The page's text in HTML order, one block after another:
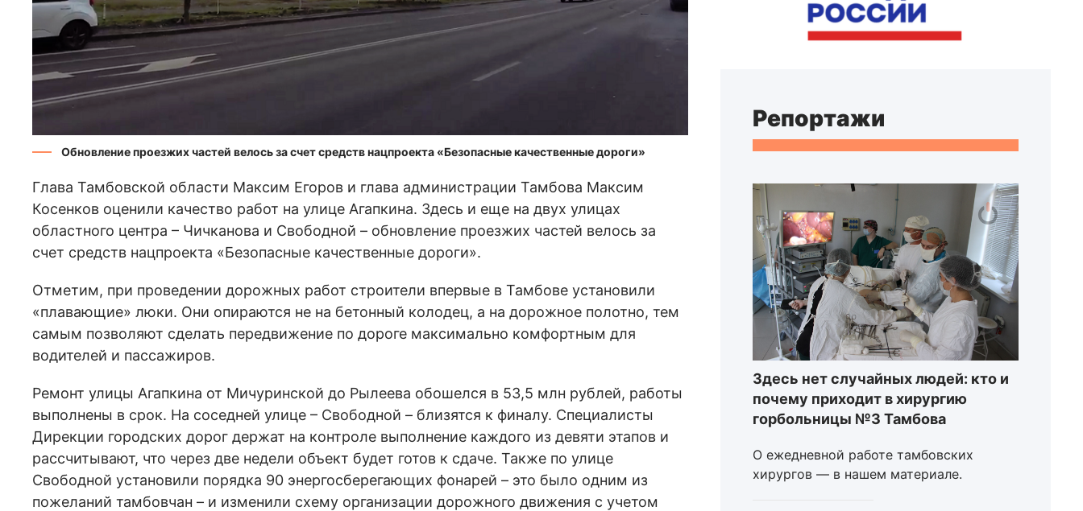
Обновление проезжих частей велось за счет средств нацпроекта «Безопасные качественные дороги»
Глава Тамбовской области Максим Егоров и глава администрации Тамбова Максим
Косенков оценили качество работ на улице Агапкина. Здесь и еще на двух улицах
областного центра – Чичканова и Свободной – обновление проезжих частей велось за
счет средств нацпроекта «Безопасные качественные дороги».
Отметим, при проведении дорожных работ строители впервые в Тамбове установили
«плавающие» люки. Они опираются не на бетонный колодец, а на дорожное полотно, тем
самым позволяют сделать передвижение по дороге максимально комфортным для
водителей и пассажиров.
Ремонт улицы Агапкина от Мичуринской до Рылеева обошелся в 53,5 млн рублей, работы
выполнены в срок. На соседней улице – Свободной – близятся к финалу. Специалисты
Дирекции городских дорог держат на контроле выполнение каждого из девяти этапов и
рассчитывают, что через две недели объект будет готов к сдаче. Также по улице
Свободной установили порядка 90 энергосберегающих фонарей – это было одним из
пожеланий тамбовчан – и изменили схему организации дорожного движения с учетом
Репортажи
Здесь нет случайных людей: кто и
почему приходит в хирургию
горбольницы №3 Тамбова
О ежедневной работе тамбовских
хирургов — в нашем материале.